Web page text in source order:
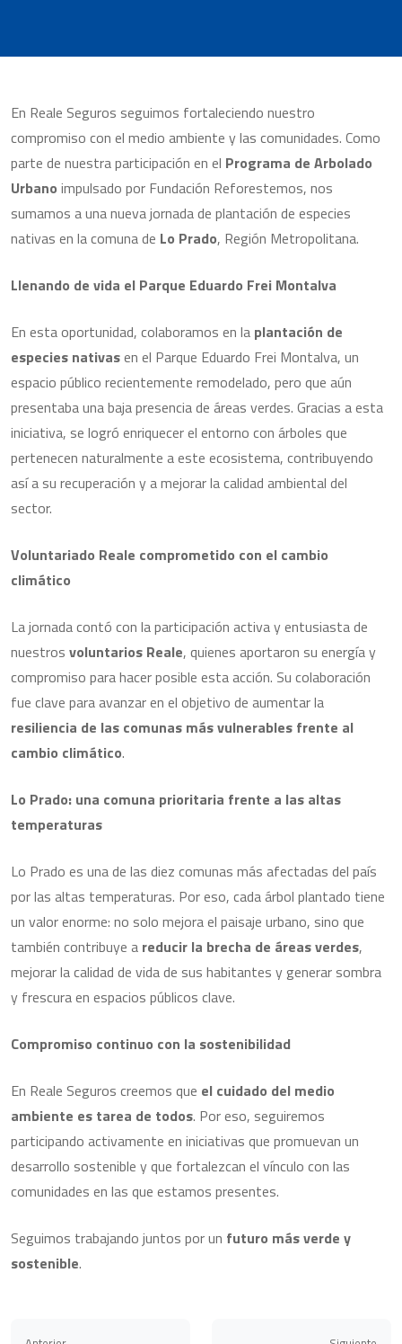
En Reale Seguros seguimos fortaleciendo nuestro
compromiso con el medio ambiente y las comunidades. Como
parte de nuestra participación en el Programa de Arbolado
Urbano impulsado por Fundación Reforestemos, nos
sumamos a una nueva jornada de plantación de especies
nativas en la comuna de Lo Prado, Región Metropolitana.
Llenando de vida el Parque Eduardo Frei Montalva
En esta oportunidad, colaboramos en la plantación de
especies nativasen el Parque Eduardo Frei Montalva, un
espacio público recientemente remodelado, pero que aún
presentaba una baja presencia de áreas verdes. Gracias a esta
iniciativa, se logró enriquecer el entorno con árboles que
pertenecen naturalmente a este ecosistema, contribuyendo
así a su recuperación y a mejorar la calidad ambiental del
sector.
Voluntariado Reale comprometido con el cambio
climático
La jornada contó con la participación activa y entusiasta de
nuestros voluntarios Reale, quienes aportaron su energía y
compromiso para hacer posible esta acción. Su colaboración
fue clave para avanzar en el objetivo de aumentar la
resiliencia de las comunas más vulnerables frente al
cambio climático.
Lo Prado: una comuna prioritaria frente a las altas
temperaturas
Lo Prado es una de las diez comunas más afectadas del país
por las altas temperaturas. Por eso, cada árbol plantado tiene
un valor enorme: no solo mejora el paisaje urbano, sino que
también contribuye a reducir la brecha de áreas verdes,
mejorar la calidad de vida de sus habitantes y generar sombra
y frescura en espacios públicos clave.
Compromiso continuo con la sostenibilidad
En Reale Seguros creemos que el cuidado del medio
ambiente es tarea de todos. Por eso, seguiremos
participando activamente en iniciativas que promuevan un
desarrollo sostenible y que fortalezcan el vínculo con las
comunidades en las que estamos presentes.
Seguimos trabajando juntos por un futuro más verde y
sostenible.